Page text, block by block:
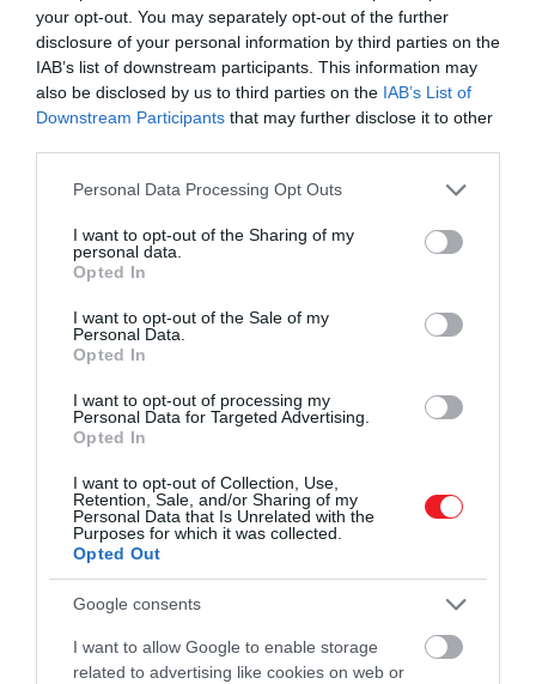
your opt-out. You may separately opt-out of the further
disclosure of your personal information by third parties on the
IAB’s list of downstream participants. This information may
also be disclosed by us to third parties on the IAB’s List of
Downstream Participants that may further disclose it to other
Please note that this website/app uses one or more Google
not limited to your visit or usage behaviour. You may click to
grant or deny consent to Google and its third-party tags to
use your data for below specified purposes in below Google
consent section.
Personal Data Processing Opt Outs
I want to opt-out of the Sharing of my
personal data.
Opted In
I want to opt-out of the Sale of my
Personal Data.
Opted In
I want to opt-out of processing my
Personal Data for Targeted Advertising.
Opted In
I want to opt-out of Collection, Use,
Retention, Sale, and/or Sharing of my
Personal Data that Is Unrelated with the
Purposes for which it was collected.
Opted Out
Google consents
I want to allow Google to enable storage
related to advertising like cookies on web or
tette hozzá a NASA a blogbejegyzésben.
A 2019 októberében indított ICON a Föld
kerestek. Az ionoszféra – a Föld légkörének egy
rétege, amely nagyjából 80 és 640 kilométer között
húzódik bolygónk felett – a napsugárzás hatására
folyamatosan változik – a változások hatással
lehetnek a kommunikációs technológiákra is.
A küldetés fő idejét két évig tervezték, ami 2021
decemberében telt le, azóta pedig az ICON egy
meghosszabbított misszió keretében dolgozik.
A közlemény szerint a NASA még próbálkozik, és
folytatják a hibaelhárítást. A misszió csapata vizsgálja
a probléma valószínűsíthető forrását, ami
valószínűleg a műhold elektronikus rendszere lesz. .
Az viszont egyelőre nem világos, hogy az űreszköz
valaha még kapcsolatba lép a Földdel. A közlemény
szerint a csapat jelenleg „nem tudja meghatározni